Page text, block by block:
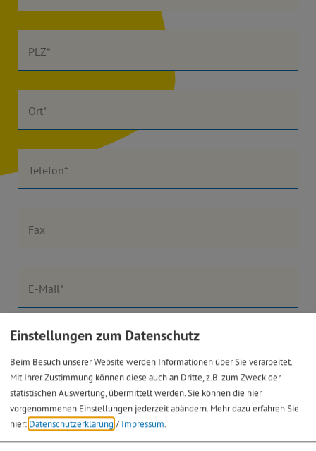
PLZ*
Ort*
Telefon*
Fax
E-Mail*
Land
Gewünschte Führung:*
Einstellungen zum Datenschutz
Beim Besuch unserer Website werden Informationen über Sie verarbeitet.
Mit Ihrer Zustimmung können diese auch an Dritte, z.B. zum Zweck der
statistischen Auswertung, übermittelt werden. Sie können die hier
vorgenommenen Einstellungen jederzeit abändern. Mehr dazu erfahren Sie
hier: Datenschutzerklärung / Impressum.